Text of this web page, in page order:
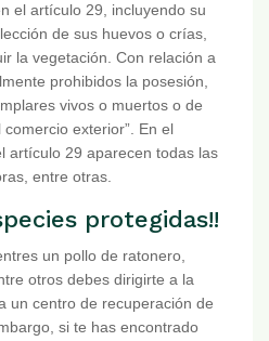
el artículo 29, incluyendo su
de sus huevos o crías,
la vegetación. Con relación a
prohibidos la posesión,
vivos o muertos o de
exterior”. En el
artículo 29 aparecen todas las
entre otras.
protegidas!!
un pollo de ratonero,
otros debes dirigirte a la
un centro de recuperación de
si te has encontrado